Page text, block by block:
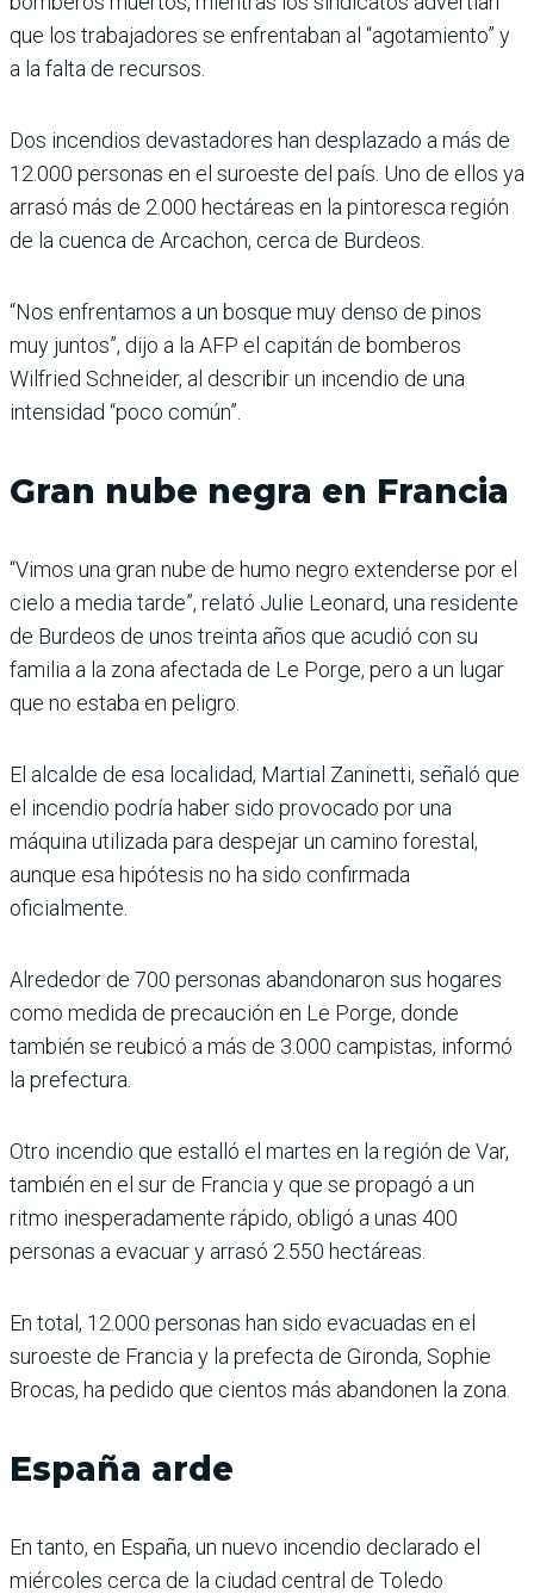
que los trabajadores se enfrentaban al “agotamiento” y
a la falta de recursos.
Dos incendios devastadores han desplazado a más de
12.000 personas en el suroeste del país. Uno de ellos ya
arrasó más de 2.000 hectáreas en la pintoresca región
de la cuenca de Arcachon, cerca de Burdeos.
“Nos enfrentamos a un bosque muy denso de pinos
muy juntos”, dijo a la AFP el capitán de bomberos
Wilfried Schneider, al describir un incendio de una
intensidad “poco común”.
Gran nube negra en Francia
“Vimos una gran nube de humo negro extenderse por el
cielo a media tarde”, relató Julie Leonard, una residente
de Burdeos de unos treinta años que acudió con su
familia a la zona afectada de Le Porge, pero a un lugar
que no estaba en peligro.
El alcalde de esa localidad, Martial Zaninetti, señaló que
el incendio podría haber sido provocado por una
máquina utilizada para despejar un camino forestal,
aunque esa hipótesis no ha sido confirmada
oficialmente.
Alrededor de 700 personas abandonaron sus hogares
como medida de precaución en Le Porge, donde
también se reubicó a más de 3.000 campistas, informó
la prefectura.
Otro incendio que estalló el martes en la región de Var,
también en el sur de Francia y que se propagó a un
ritmo inesperadamente rápido, obligó a unas 400
personas a evacuar y arrasó 2.550 hectáreas.
En total, 12.000 personas han sido evacuadas en el
suroeste de Francia y la prefecta de Gironda, Sophie
Brocas, ha pedido que cientos más abandonen la zona.
España arde
En tanto, en España, un nuevo incendio declarado el
miércoles cerca de la ciudad central de Toledo